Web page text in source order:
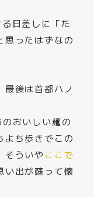
日差しに「た
思ったはずなの
最後は首都ハノ
おいしい麺の
よち歩きでこの
そういやここで
い出が蘇って懐